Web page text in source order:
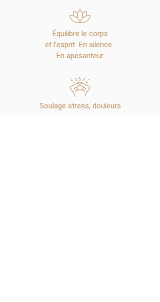
Équilibre le corps
et l’esprit‭.‬ En silence‭. ‬
En apesanteur‭.‬
Soulage stress‭, ‬douleurs‭